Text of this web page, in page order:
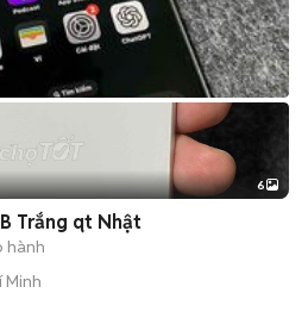
+2
6
Trắng qt Nhật
hành
Minh